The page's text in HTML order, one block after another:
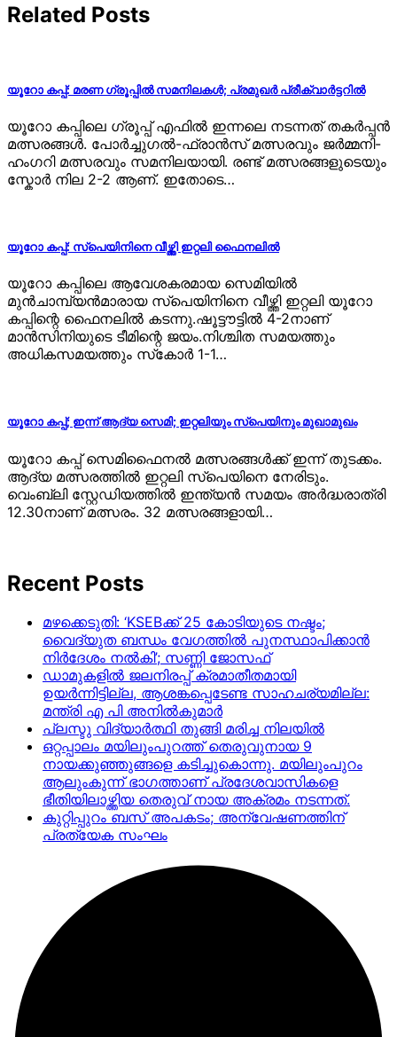
Related Posts
യൂറോ കപ്പ്: മരണ ഗ്രൂപ്പിൽ സമനിലകൾ; പ്രമുഖർ പ്രീക്വാർട്ടറിൽ
യൂറോ കപ്പിലെ ഗ്രൂപ്പ് എഫിൽ ഇന്നലെ നടന്നത് തകർപ്പൻ
മത്സരങ്ങൾ. പോർച്ചുഗൽ-ഫ്രാൻസ് മത്സരവും ജർമ്മനി-
ഹംഗറി മത്സരവും സമനിലയായി. രണ്ട് മത്സരങ്ങളുടെയും
സ്കോർ നില 2-2 ആണ്. ഇതോടെ…
യൂറോ കപ്പ്: സ്പെയിനിനെ വീഴ്ത്തി ഇറ്റലി ഫൈനലില്‍
യൂറോ കപ്പിലെ ആവേശകരമായ സെമിയില്‍
മുന്‍ചാമ്പ്യൻമാരായ സ്‌പെയിനിനെ വീഴ്ത്തി ഇറ്റലി യൂറോ
കപ്പിന്റെ ഫൈനലില്‍ കടന്നു.ഷൂട്ടൗട്ടില്‍ 4-2നാണ്
മാന്‍സിനിയുടെ ടീമിന്റെ ജയം.നിശ്ചിത സമയത്തും
അധികസമയത്തും സ്‌കോര്‍ 1-1…
യൂറോ കപ്പ്; ഇന്ന് ആദ്യ സെമി; ഇറ്റലിയും സ്പെയിനും മുഖാമുഖം
യൂറോ കപ്പ് സെമിഫൈനൽ മത്സരങ്ങൾക്ക് ഇന്ന് തുടക്കം.
ആദ്യ മത്സരത്തിൽ ഇറ്റലി സ്പെയിനെ നേരിടും.
വെംബ്ലി സ്റ്റേഡിയത്തിൽ ഇന്ത്യൻ സമയം അർദ്ധരാത്രി
12.30നാണ് മത്സരം. 32 മത്സരങ്ങളായി…
Recent Posts
മഴക്കെടുതി: ‘KSEBക്ക് 25 കോടിയുടെ നഷ്ടം;
വൈദ്യുത ബന്ധം വേഗത്തിൽ പുനസ്ഥാപിക്കാൻ
നിർ​ദേശം നൽകി’; സണ്ണി ജോസഫ്
ഡാമുകളില്‍ ജലനിരപ്പ് ക്രമാതീതമായി
ഉയര്‍ന്നിട്ടില്ല, ആശങ്കപ്പെടേണ്ട സാഹചര്യമില്ല:
മന്ത്രി എ പി അനില്‍കുമാര്‍
പ്ലസ്ടു വിദ്യാർത്ഥി തുങ്ങി മരിച്ച നിലയിൽ
ഒറ്റപ്പാലം മയിലുംപുറത്ത് തെരുവുനായ 9
നായക്കുഞ്ഞുങ്ങളെ കടിച്ചുകൊന്നു. മയിലുംപുറം
ആലുംകുന്ന് ഭാഗത്താണ് പ്രദേശവാസികളെ
ഭീതിയിലാഴ്ത്തിയ തെരുവ് നായ അക്രമം നടന്നത്.
കുറ്റിപ്പുറം ബസ് അപകടം; അന്വേഷണത്തിന്
പ്രത്യേക സംഘം